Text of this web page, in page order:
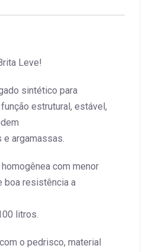
Leve!
sintético para
estrutural, estável,
argamassas.
com menor
boa resistência a
litros.
o pedrisco, material